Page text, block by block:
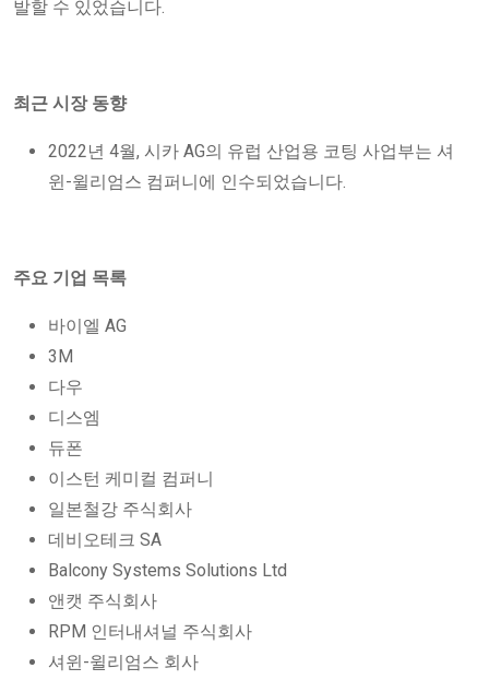
발할 수 있었습니다.
최근 시장 동향
2022년 4월, 시카 AG의 유럽 산업용 코팅 사업부는 셔
윈-윌리엄스 컴퍼니에 인수되었습니다.
주요 기업 목록
바이엘 AG
3M
다우
디스엠
듀폰
이스턴 케미컬 컴퍼니
일본철강 주식회사
데비오테크 SA
Balcony Systems Solutions Ltd
앤캣 주식회사
RPM 인터내셔널 주식회사
셔윈-윌리엄스 회사